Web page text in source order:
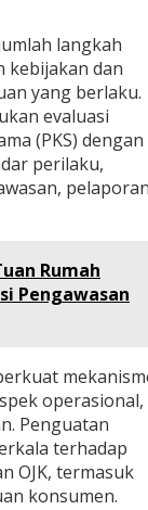
langkah
kebijakan dan
yang berlaku.
evaluasi
(PKS) dengan
perilaku,
Rumah
Pengawasan
operasional,
Penguatan
terhadap
OJK, termasuk
konsumen.